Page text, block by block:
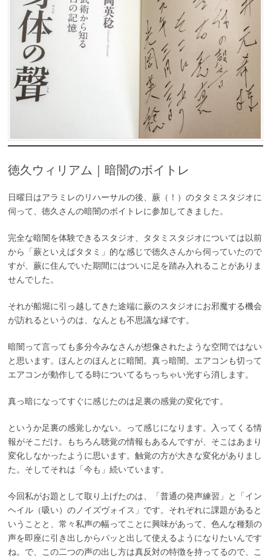
徳久ウィリアム｜暗闇のボイトレ
日曜日はアラミレのリハーサルの後、蕨（！）のタタミスタジオに
伺って、徳久さんの暗闇のボイトレに参加してきました。
完全な暗闇を体験できるスタジオ、タタミスタジオについては以前
から「蕨といえばタタミ」的な感じで徳久さんから伺っていたので
すが、蕨に住んでいた期間にはついに足を踏み入れることがありま
せんでした。
それが船堀に引っ越してきた途端に蕨のスタジオにお邪魔する機会
が訪れるというのは、なんとも不思議な縁です。
暗闇って言っても多分今みなさんが想像されたような空間ではない
と思います。ほんとのほんとに暗闇。真っ暗闇。エアコンも切って
エアコンが動作してる時についてるちっちゃい光すら消します。
真っ暗になってすぐに感じたのは足裏の感覚の変化です。
というか足裏の感覚しかない。って感じになります。入ってくる情
報がそこだけ。もちろん聴覚の情報もあるんですが、そこはあまり
変化しなかったように思います。触覚の方が大きな変化がありまし
た。そしてそれは「今も」続いています。
今回私がお題として取り上げたのは、「普通の発声練習」と「イン
ヘイル（吸い）のノイズヴォイス」です。それぞれに課題があると
いうことと、常々私声の幅ってことに興味があって、色んな種類の
声を即座に引き出しからパッと出して使えるようになりたいんです
ね。で、この二つの声の出し方は真反対の特徴を持ってるので、こ